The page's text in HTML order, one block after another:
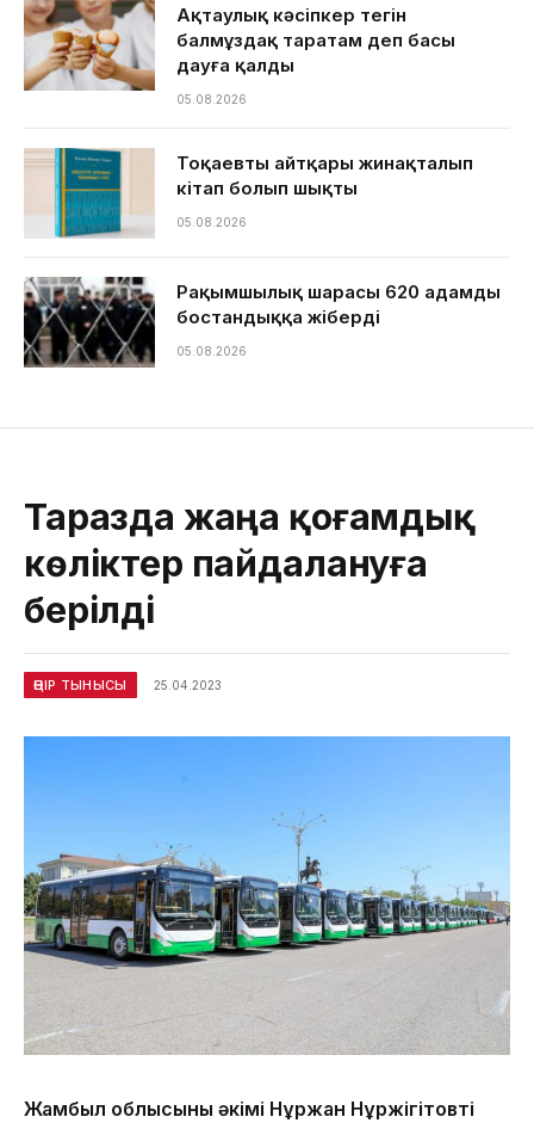
Ақтаулық кәсіпкер тегін
балмұздақ таратам деп басы
дауға қалды
05.08.2026
Тоқаевтың айтқары жинақталып
кітап болып шықты
05.08.2026
Рақымшылық шарасы 620 адамды
бостандыққа жіберді
05.08.2026
Таразда жаңа қоғамдық
көліктер пайдалануға
берілді
ӨҢІР ТЫНЫСЫ 25.04.2023
Жамбыл облысының әкімі Нұржан Нұржігітовтің